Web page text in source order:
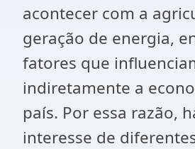
acontecer com a
geração de energia,
fatores que
indiretamente a
país. Por essa razão,
interesse de